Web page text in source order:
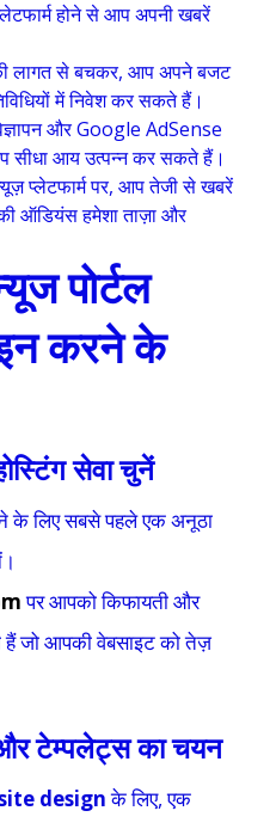
होने से आप अपनी खबरें
लागत से बचकर, आप अपने बजट
में निवेश कर सकते हैं।
और Google AdSense
सीधा आय उत्पन्न कर सकते हैं।
प्लेटफार्म पर, आप तेजी से खबरें
ऑडियंस हमेशा ताज़ा और
पोर्टल
करने के
सेवा चुनें
के लिए सबसे पहले एक अनूठा
पर आपको किफायती और
हैं जो आपकी वेबसाइट को तेज़
टेम्पलेट्स का चयन
designके लिए, एक